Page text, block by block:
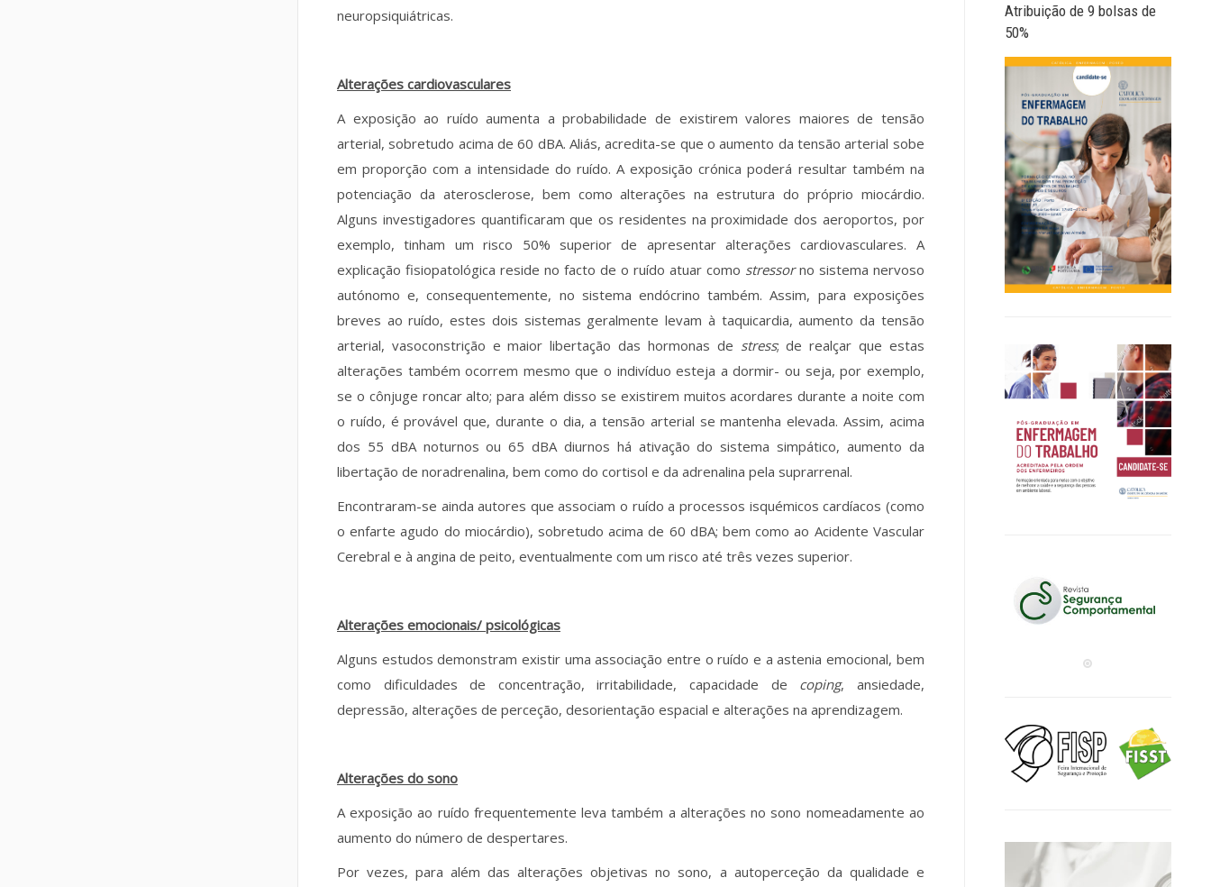
neuropsiquiátricas.
Alterações cardiovasculares
A exposição ao ruído aumenta a probabilidade de existirem valores maiores de tensão
arterial, sobretudo acima de 60 dBA. Aliás, acredita-se que o aumento da tensão arterial sobe
em proporção com a intensidade do ruído. A exposição crónica poderá resultar também na
potenciação da aterosclerose, bem como alterações na estrutura do próprio miocárdio.
Alguns investigadores quantificaram que os residentes na proximidade dos aeroportos, por
exemplo, tinham um risco 50% superior de apresentar alterações cardiovasculares. A
explicação fisiopatológica reside no facto de o ruído atuar como stressorno sistema nervoso
autónomo e, consequentemente, no sistema endócrino também. Assim, para exposições
breves ao ruído, estes dois sistemas geralmente levam à taquicardia, aumento da tensão
arterial, vasoconstrição e maior libertação das hormonas de stress; de realçar que estas
alterações também ocorrem mesmo que o indivíduo esteja a dormir- ou seja, por exemplo,
se o cônjuge roncar alto; para além disso se existirem muitos acordares durante a noite com
o ruído, é provável que, durante o dia, a tensão arterial se mantenha elevada. Assim, acima
dos 55 dBA noturnos ou 65 dBA diurnos há ativação do sistema simpático, aumento da
libertação de noradrenalina, bem como do cortisol e da adrenalina pela suprarrenal.
Encontraram-se ainda autores que associam o ruído a processos isquémicos cardíacos (como
o enfarte agudo do miocárdio), sobretudo acima de 60 dBA; bem como ao Acidente Vascular
Cerebral e à angina de peito, eventualmente com um risco até três vezes superior.
Alterações emocionais/ psicológicas
Alguns estudos demonstram existir uma associação entre o ruído e a astenia emocional, bem
como dificuldades de concentração, irritabilidade, capacidade de coping, ansiedade,
depressão, alterações de perceção, desorientação espacial e alterações na aprendizagem.
Alterações do sono
A exposição ao ruído frequentemente leva também a alterações no sono nomeadamente ao
aumento do número de despertares.
Por vezes, para além das alterações objetivas no sono, a autoperceção da qualidade e
Atribuição de 9 bolsas de
50%